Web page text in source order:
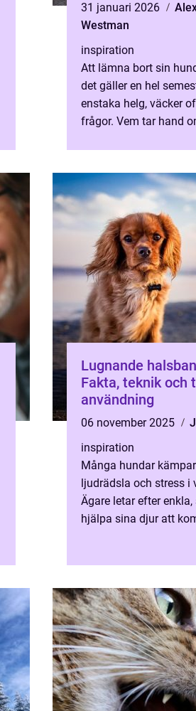
31 januari 2026
Westman
inspiration
Att lämna bort sin
det gäller en hel
enstaka helg, väcker
frågor. Vem tar hand
Lugnande
Fakta, teknik och
användning
06 november 2025
inspiration
Många hundar
ljudrädsla och stress i
Ägare letar efter
hjälpa sina djur att